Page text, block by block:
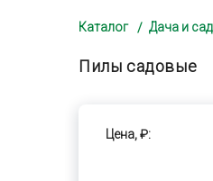
Каталог Дача и сад
Пилы садовые
Цена, ₽: